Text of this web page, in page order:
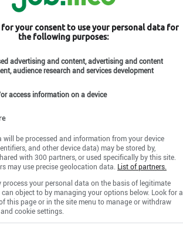
your consent to use your personal data for
the following purposes:
advertising and content, advertising and content
audience research and services development
access information on a device
will be processed and information from your device
and other device data) may be stored by,
with 300 partners, or used specifically by this site.
may use precise geolocation data. List of partners.
process your personal data on the basis of legitimate
object to by managing your options below. Look for a
this page or in the site menu to manage or withdraw
cookie settings.